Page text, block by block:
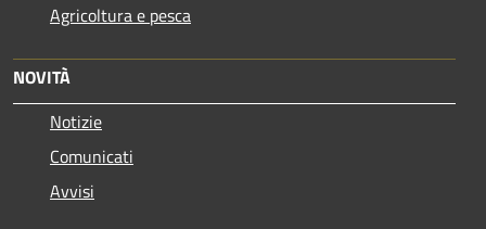
Agricoltura e pesca
NOVITÀ
Notizie
Comunicati
Avvisi